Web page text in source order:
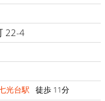
22-4
光台駅 徒歩 11分